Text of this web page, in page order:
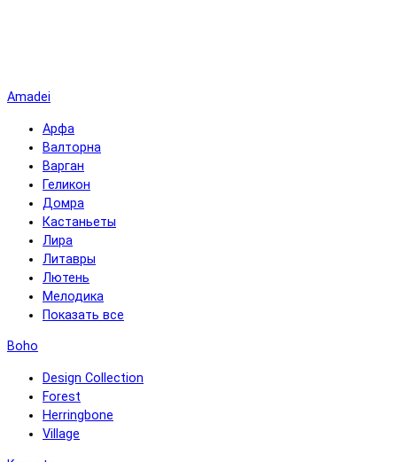
Amadei
Арфа
Валторна
Варган
Геликон
Домра
Кастаньеты
Лира
Литавры
Лютень
Мелодика
Показать все
Boho
Design Collection
Forest
Herringbone
Village